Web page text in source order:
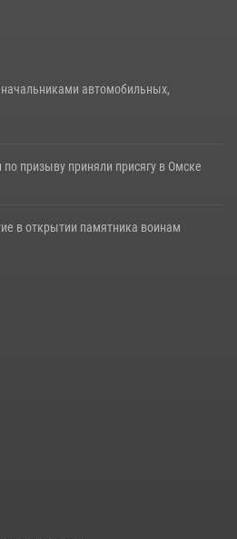
автомобильных,
призыву приняли присягу в Омске
в открытии памятника воинам